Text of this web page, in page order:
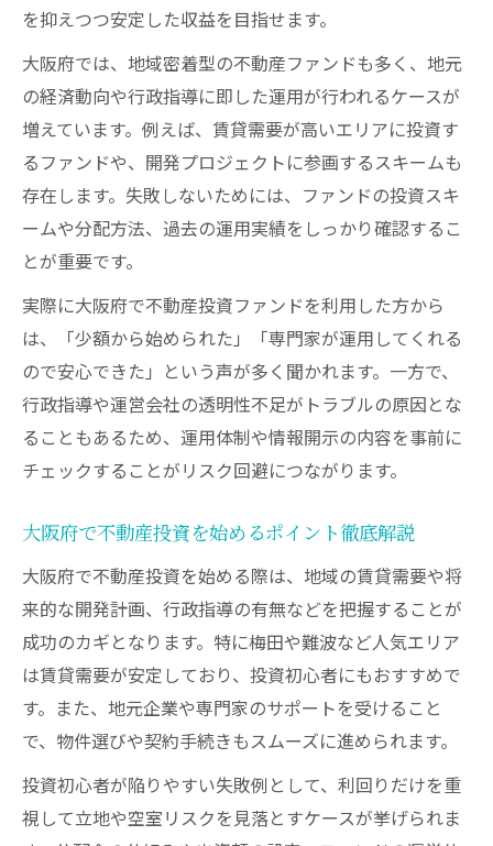
大阪府の投資ファンドによるリスク管理術
安定収益に直結する不動産投資の実例紹介
不動産投資の魅力を大阪府で体感しよう
大阪府の不動産投資が選ばれる理由を解説
実際に体感できる不動産投資ファンドの魅
力
大阪府で不動産投資を始めた成功事例
不動産投資ファンドの利点と注意点まとめ
大阪府の地域特性を活かした投資戦略
地域再開発が進む大阪府の投資戦略を解説
再開発が進む大阪府で不動産投資の好機を
探す
不動産投資ファンドが注目する再開発エリ
大阪府の再開発と不動産投資の相乗効果
投資戦略に活かす大阪府の都市開発情報
不動産投資で地域経済の成長を実感しよう
投資初心者に最適な大阪府ファンドの選び方
初心者が大阪府で不動産投資ファンドを選
ぶ基準
投資初心者が避けるべきファンドの特徴と
は
不動産投資ファンド選びで確認すべきポイ
を抑えつつ安定した収益を目指せます。
大阪府では、地域密着型の不動産ファンドも多く、地元
の経済動向や行政指導に即した運用が行われるケースが
増えています。例えば、賃貸需要が高いエリアに投資す
るファンドや、開発プロジェクトに参画するスキームも
存在します。失敗しないためには、ファンドの投資スキ
ームや分配方法、過去の運用実績をしっかり確認するこ
とが重要です。
実際に大阪府で不動産投資ファンドを利用した方から
は、「少額から始められた」「専門家が運用してくれる
ので安心できた」という声が多く聞かれます。一方で、
行政指導や運営会社の透明性不足がトラブルの原因とな
ることもあるため、運用体制や情報開示の内容を事前に
チェックすることがリスク回避につながります。
大阪府で不動産投資を始めるポイント徹底解説
大阪府で不動産投資を始める際は、地域の賃貸需要や将
来的な開発計画、行政指導の有無などを把握することが
成功のカギとなります。特に梅田や難波など人気エリア
は賃貸需要が安定しており、投資初心者にもおすすめで
す。また、地元企業や専門家のサポートを受けること
で、物件選びや契約手続きもスムーズに進められます。
投資初心者が陥りやすい失敗例として、利回りだけを重
視して立地や空室リスクを見落とすケースが挙げられま